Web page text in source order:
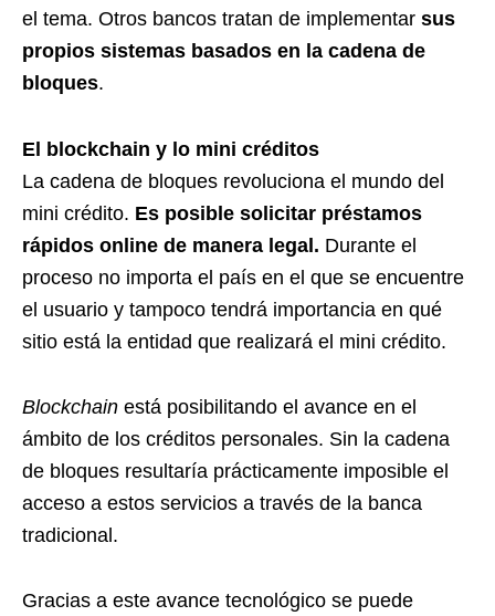
el tema. Otros bancos tratan de implementar sus
propios sistemas basados en la cadena de
bloques.
El blockchain y lo mini créditos
La cadena de bloques revoluciona el mundo del
mini crédito. Es posible solicitar préstamos
rápidos online de manera legal. Durante el
proceso no importa el país en el que se encuentre
el usuario y tampoco tendrá importancia en qué
sitio está la entidad que realizará el mini crédito.
Blockchain está posibilitando el avance en el
ámbito de los créditos personales. Sin la cadena
de bloques resultaría prácticamente imposible el
acceso a estos servicios a través de la banca
tradicional.
Gracias a este avance tecnológico se puede